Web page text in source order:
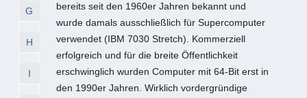
G
H
I
bereits seit den 1960er Jahren bekannt und
wurde damals ausschließlich für Supercomputer
verwendet (IBM 7030 Stretch). Kommerziell
erfolgreich und für die breite Öffentlichkeit
erschwinglich wurden Computer mit 64-Bit erst in
den 1990er Jahren. Wirklich vordergründige